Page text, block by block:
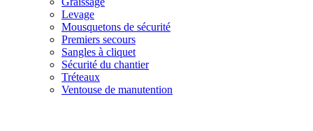
Levage
Mousquetons de sécurité
Premiers secours
Sangles à cliquet
Sécurité du chantier
Tréteaux
Ventouse de manutention